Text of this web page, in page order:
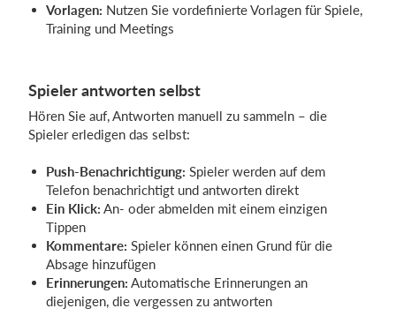
Vorlagen: Nutzen Sie vordefinierte Vorlagen für Spiele,
Training und Meetings
Spieler antworten selbst
Hören Sie auf, Antworten manuell zu sammeln – die
Spieler erledigen das selbst:
Push-Benachrichtigung: Spieler werden auf dem
Telefon benachrichtigt und antworten direkt
Ein Klick: An- oder abmelden mit einem einzigen
Tippen
Kommentare: Spieler können einen Grund für die
Absage hinzufügen
Erinnerungen: Automatische Erinnerungen an
diejenigen, die vergessen zu antworten